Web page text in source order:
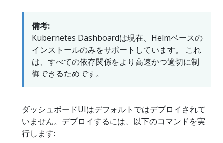
備考:
Kubernetes Dashboardは現在、Helmベースの
インストールのみをサポートしています。 これ
は、すべての依存関係をより高速かつ適切に制
御できるためです。
ダッシュボードUIはデフォルトではデプロイされて
いません。デプロイするには、以下のコマンドを実
行します: